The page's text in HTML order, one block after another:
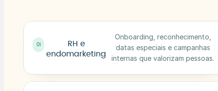
01
RH e
endomarketing
Onboarding, reconhecimento,
datas especiais e campanhas
internas que valorizam pessoas.